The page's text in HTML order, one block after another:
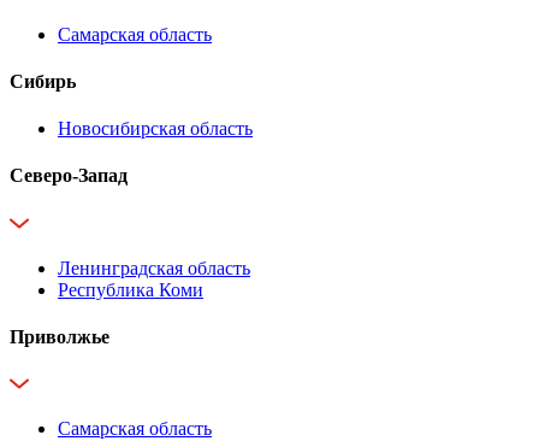
Самарская область
Сибирь
Новосибирская область
Северо-Запад
Ленинградская область
Республика Коми
Приволжье
Самарская область